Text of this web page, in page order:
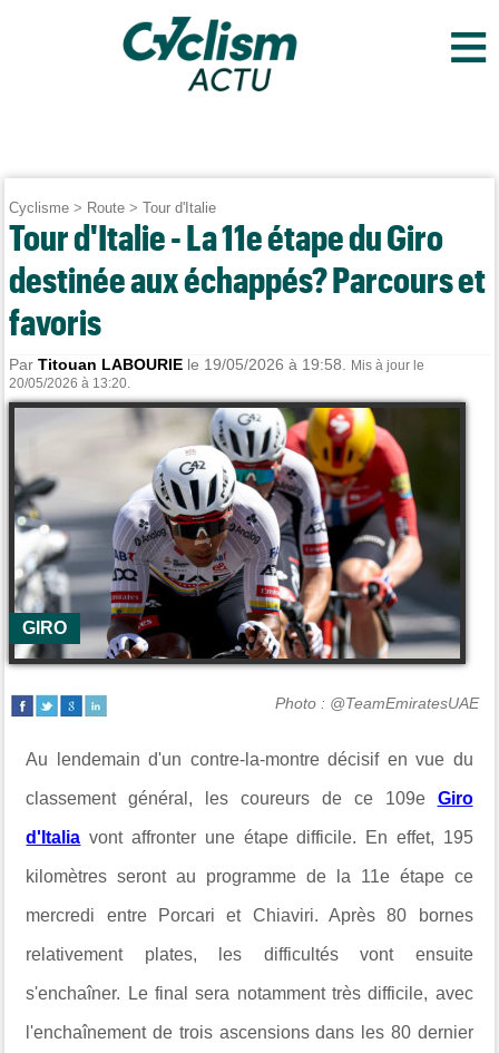
≡
Cyclisme > Route >Tour d'Italie
Tour d'Italie - La 11e étape du Giro
destinée aux échappés? Parcours et
favoris
ParTitouan LABOURIE le 19/05/2026 à 19:58.
Mis à jour le
20/05/2026 à 13:20.
GIRO
Photo : @TeamEmiratesUAE
Au lendemain d'un contre-la-montre décisif en vue du
classement général, les coureurs de ce 109e Giro
d'Italia vont affronter une étape difficile. En effet, 195
kilomètres seront au programme de la 11e étape ce
mercredi entre Porcari et Chiaviri. Après 80 bornes
relativement plates, les difficultés vont ensuite
s'enchaîner. Le final sera notamment très difficile, avec
l'enchaînement de trois ascensions dans les 80 dernier